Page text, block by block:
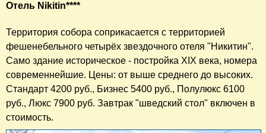
Отель Nikitin****
Территория собора соприкасается с территорией
фешенебельного четырёх звездочного отеля "Никитин".
Само здание историческое - постройка XIX века, номера
современнейшие. Цены: от выше среднего до высоких.
Стандарт 4200 руб., Бизнес 5400 руб., Полулюкс 6100
руб., Люкс 7900 руб. Завтрак "шведский стол" включен в
стоимость.